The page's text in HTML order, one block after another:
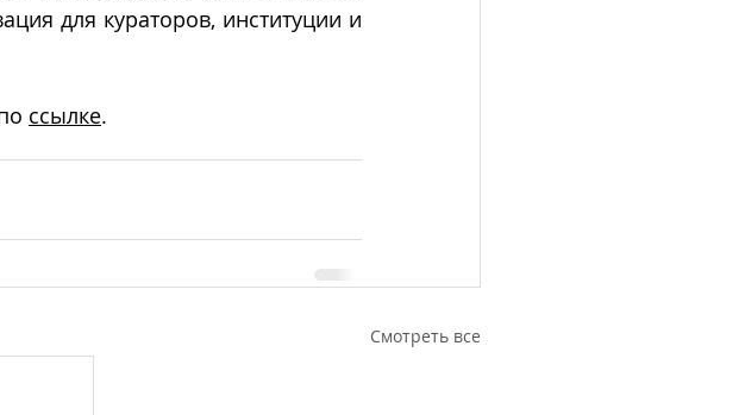
для кураторов, институции и
ссылке.
Смотреть все